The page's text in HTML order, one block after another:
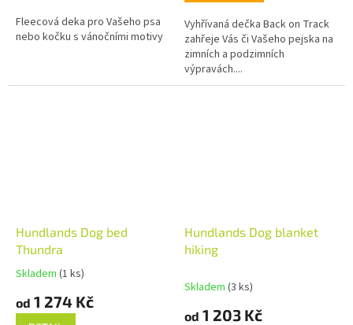
Fleecová deka pro Vašeho psa
nebo kočku s vánočními motivy
Vyhřívaná dečka Back on Track
zahřeje Vás či Vašeho pejska na
zimních a podzimních
výpravách....
Hundlands Dog bed
Thundra
Průměrné
produktu
Skladem (1 ks)
od 1 274 Kč
Hundlands Dog blanket
hiking
Skladem (3 ks)
od 1 203 Kč